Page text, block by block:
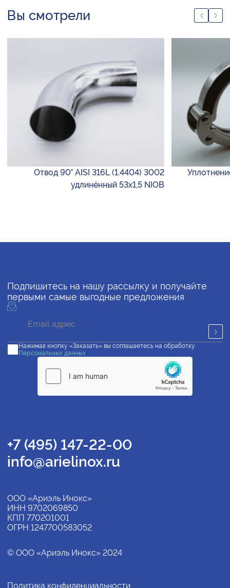
Вы смотрели
Отвод 90° AISI 316L (1.4404) 3002
удлинённый 53х1,5 NIOB
Подпишитесь на нашу рассылку и получайте
первыми самые выгодные предложения
Нажимая кнопку «Заказать» вы соглашаетесь на обработку
Персональных данных
+7 (495) 147-22-00
info@arielinox.ru
ООО «Ариэль Инокс»
ИНН 9702069850
КПП 770201001
ОГРН 1247700583052
© ООО «Ариэль Инокс» 2024
Политика конфиденциальности